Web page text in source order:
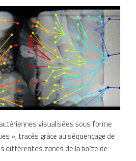
visualisées sous forme
», tracés grâce au séquençage de
différentes zones de la boîte de